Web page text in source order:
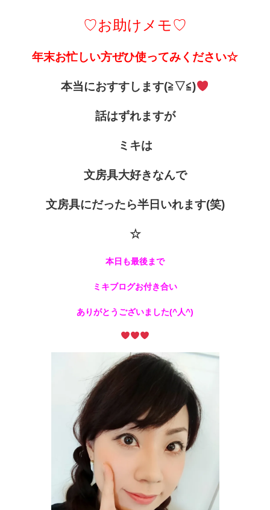
♡お助けメモ♡
年末お忙しい方ぜひ使ってみください☆
本当におすすします(≧▽≦)
話はずれますが
ミキは
文房具大好きなんで
文房具にだったら半日いれます(笑)
☆
本日も最後まで
ミキブログお付き合い
ありがとうございました(^人^)